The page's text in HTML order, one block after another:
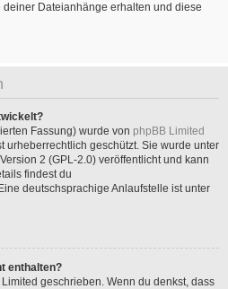
Dateianhänge erhalten und diese
Fassung) wurde von phpBB Limited
urheberrechtlich geschützt. Sie wurde unter
2 (GPL-2.0) veröffentlicht und kann
findest du
deutschsprachige Anlaufstelle ist unter
enthalten?
geschrieben. Wenn du denkst, dass